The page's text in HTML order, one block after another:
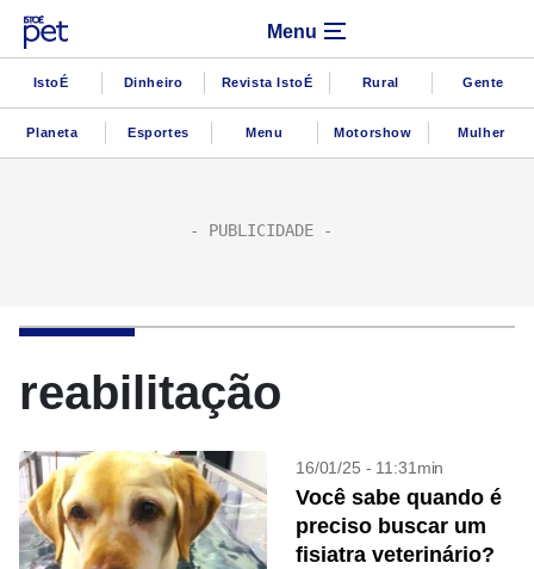
Menu
IstoÉ Dinheiro Revista IstoÉ Rural Gente
Planeta Esportes Menu Motorshow Mulher
reabilitação
16/01/25 - 11:31min
Você sabe quando é
preciso buscar um
fisiatra veterinário?